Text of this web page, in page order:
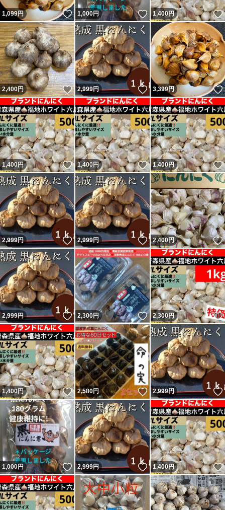
1,099円 いいね！
1,000円 いいね！
1,400円
2,400円 いいね！
2,999円 いいね！
3,399円
1,400円 いいね！
1,400円 いいね！
1,400円
2,999円 いいね！
2,999円 いいね！
2,400円
2,999円 いいね！
2,300円 いいね！
2,300円
1,400円 いいね！
2,580円 いいね！
2,999円
1,000円 いいね！
2,999円 いいね！
1,400円